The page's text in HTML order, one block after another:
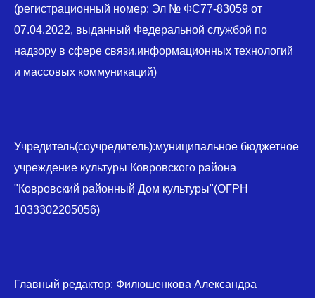
(регистрационный номер: Эл № ФС77-83059 от
07.04.2022, выданный Федеральной службой по
надзору в сфере связи,информационных технологий
и массовых коммуникаций)
Учредитель(соучредитель):муниципальное бюджетное
учреждение культуры Ковровского района
"Ковровский районный Дом культуры"(ОГРН
1033302205056)
Главный редактор: Филюшенкова Александра